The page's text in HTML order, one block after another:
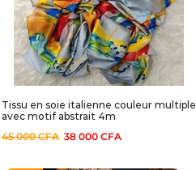
Tissu en soie italienne couleur multiple
avec motif abstrait 4m
45 000CFA 38 000 CFA